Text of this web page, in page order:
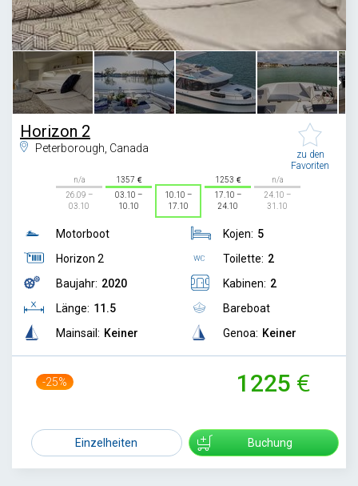
1/8
Horizon 2
Peterborough, Canada
zu den
Favoriten
n/a
26.09 –
03.10
1357
03.10 –
10.10
10.10 –
17.10
1253
17.10 –
24.10
n/a
24.10 –
31.10
Motorboot
Horizon 2
Baujahr: 2020
Länge: 11.5
Mainsail: Keiner
Kojen: 5
Toilette: 2
Kabinen: 2
Bareboat
Genoa: Keiner
-25% 1225
Einzelheiten Buchung